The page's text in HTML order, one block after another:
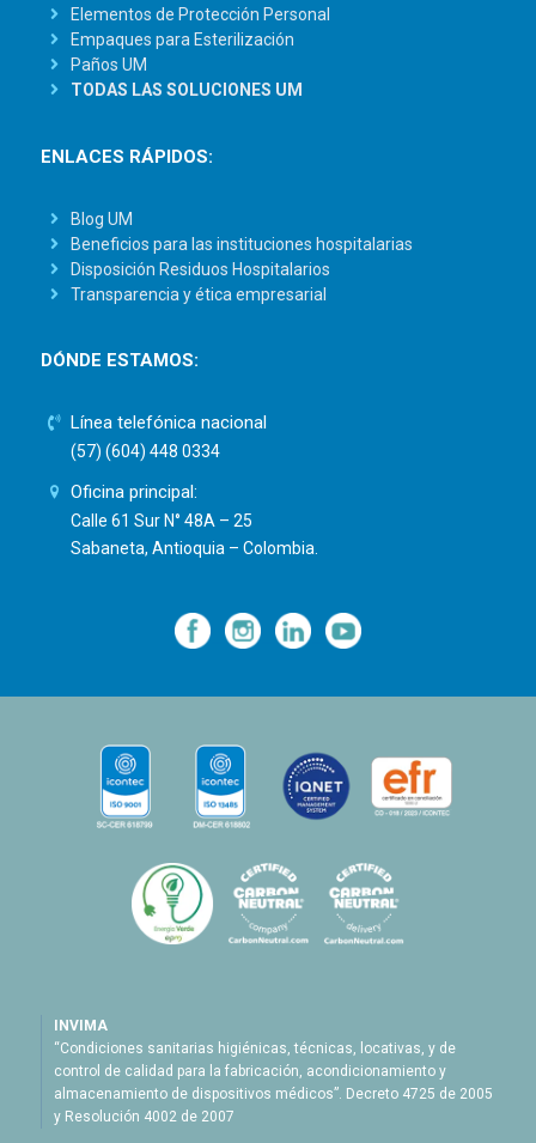
Elementos de Protección Personal
Empaques para Esterilización
Paños UM
TODAS LAS SOLUCIONES UM
ENLACES RÁPIDOS:
Blog UM
Beneficios para las instituciones hospitalarias
Disposición Residuos Hospitalarios
Transparencia y ética empresarial
DÓNDE ESTAMOS:
Línea telefónica nacional
(57) (604) 448 0334
Oficina principal:
Calle 61 Sur N° 48A – 25
Sabaneta, Antioquia – Colombia.
— — —
INVIMA
“Condiciones sanitarias higiénicas, técnicas, locativas, y de
control de calidad para la fabricación, acondicionamiento y
almacenamiento de dispositivos médicos”. Decreto 4725 de 2005
y Resolución 4002 de 2007